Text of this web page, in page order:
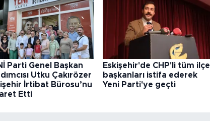
Parti Genel Başkan
Utku Çakırözer
İrtibat Bürosu’nu
Etti
Eskişehir'de CHP'li tüm ilçe
başkanları istifa ederek
Yeni Parti'ye geçti